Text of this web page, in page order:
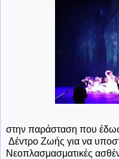
στην παράσταση που
Δέντρο Ζωής για να
Νεοπλασμασματικές